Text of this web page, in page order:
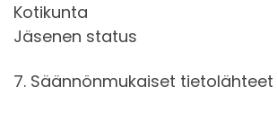
Kotikunta
Jäsenen status
7. Säännönmukaiset tietolähteet